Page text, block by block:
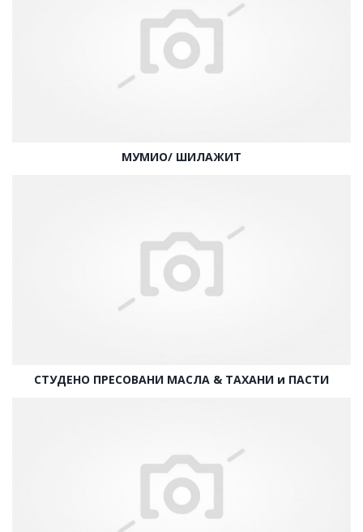
МУМИО/ ШИЛАЖИТ
СТУДЕНО ПРЕСОВАНИ МАСЛА & ТАХАНИ и ПАСТИ